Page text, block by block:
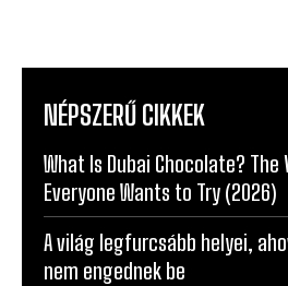
NÉPSZERŰ CIKKEK
What Is Dubai Chocolate? The
Everyone Wants to Try (2026)
A világ legfurcsább helyei,
nem engednek be